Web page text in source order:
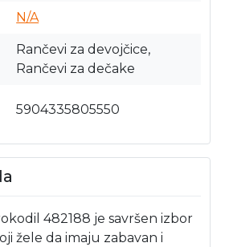
N/A
Rančevi za devojčice,
Rančevi za dečake
5904335805550
482188 je savršen izbor
žele da imaju zabavan i